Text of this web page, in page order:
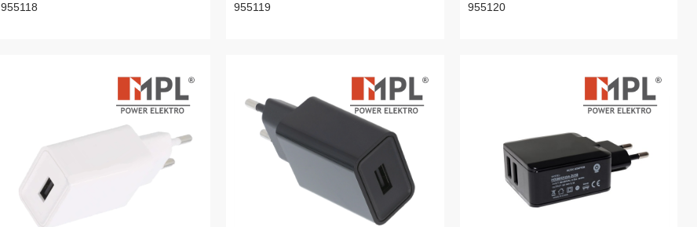
955118
955119
955120